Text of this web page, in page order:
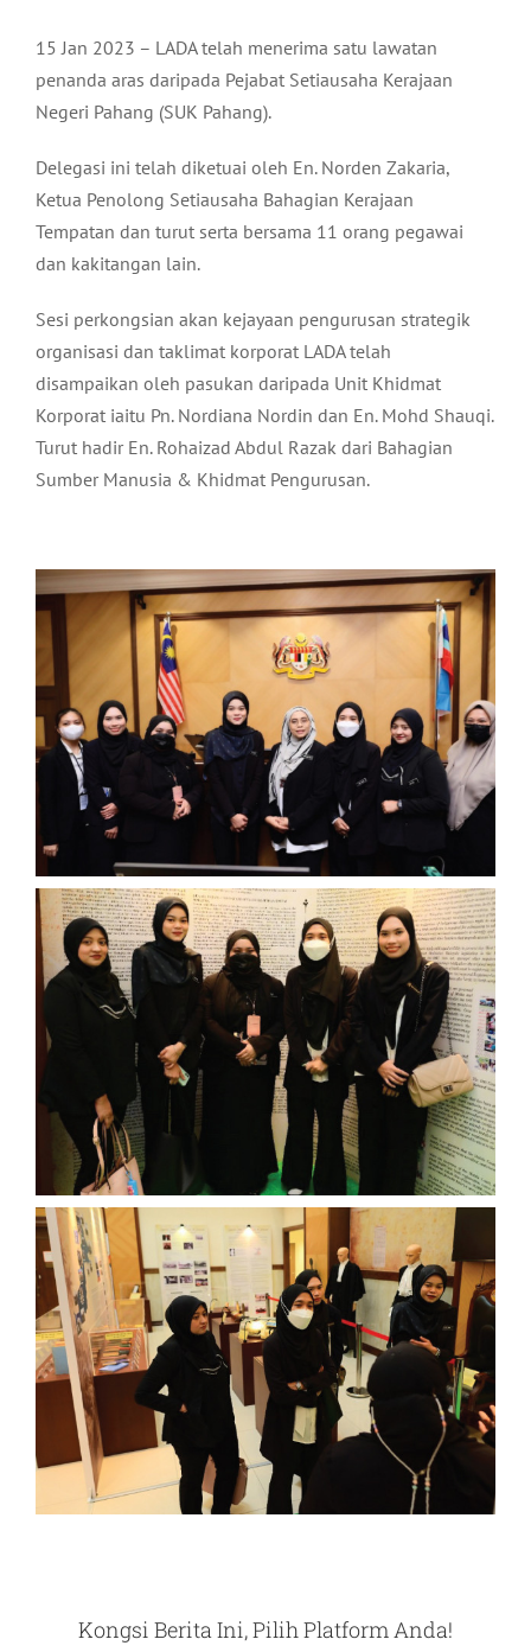
15 Jan 2023 – LADA telah menerima satu lawatan
penanda aras daripada Pejabat Setiausaha Kerajaan
Negeri Pahang (SUK Pahang).
Delegasi ini telah diketuai oleh En. Norden Zakaria,
Ketua Penolong Setiausaha Bahagian Kerajaan
Tempatan dan turut serta bersama 11 orang pegawai
dan kakitangan lain.
Sesi perkongsian akan kejayaan pengurusan strategik
organisasi dan taklimat korporat LADA telah
disampaikan oleh pasukan daripada Unit Khidmat
Korporat iaitu Pn. Nordiana Nordin dan En. Mohd Shauqi.
Turut hadir En. Rohaizad Abdul Razak dari Bahagian
Sumber Manusia & Khidmat Pengurusan.
Kongsi Berita Ini, Pilih Platform Anda!